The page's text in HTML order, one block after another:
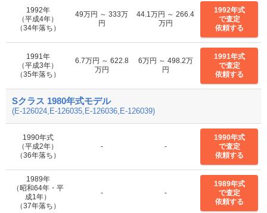
1992年
（平成4年）
（34年落ち）
49万円 ～ 333万
円
44.1万円 ～ 266.4
万円
1992年式
で査定
依頼する
1991年
（平成3年）
（35年落ち）
6.7万円 ～ 622.8
万円
6万円 ～ 498.2万
円
1991年式
で査定
依頼する
Sクラス 1980年式モデル
(E-126024,E-126035,E-126036,E-126039)
1990年式
（平成2年）
（36年落ち）
- -
1990年式
で査定
依頼する
1989年
（昭和64年・平
成1年）
（37年落ち）
- -
1989年式
で査定
依頼する